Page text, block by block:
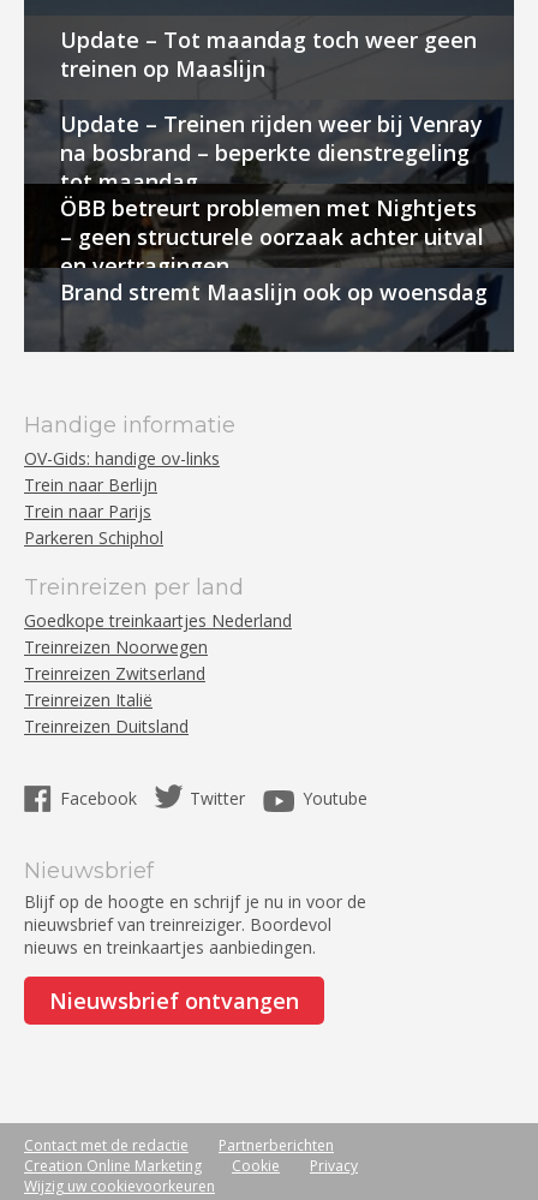
Update – Tot maandag toch weer geen
treinen op Maaslijn
Update – Treinen rijden weer bij Venray
na bosbrand – beperkte dienstregeling
tot maandag
ÖBB betreurt problemen met Nightjets
– geen structurele oorzaak achter uitval
en vertragingen
Brand stremt Maaslijn ook op woensdag
Handige informatie
OV-Gids: handige ov-links
Trein naar Berlijn
Trein naar Parijs
Parkeren Schiphol
Treinreizen per land
Goedkope treinkaartjes Nederland
Treinreizen Noorwegen
Treinreizen Zwitserland
Treinreizen Italië
Treinreizen Duitsland
Facebook Twitter Youtube
Nieuwsbrief
Blijf op de hoogte en schrijf je nu in voor de
nieuwsbrief van treinreiziger. Boordevol
nieuws en treinkaartjes aanbiedingen.
Nieuwsbrief ontvangen
Contact met de redactie
Partnerberichten
Creation Online Marketing
Cookie
Privacy
Wijzig uw cookievoorkeuren